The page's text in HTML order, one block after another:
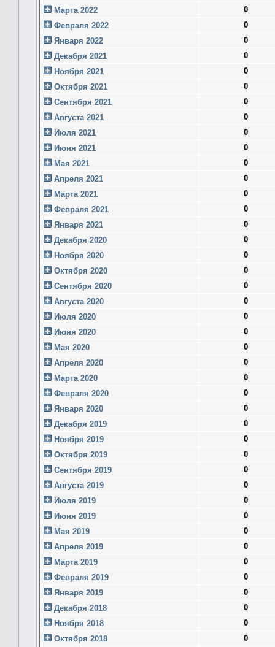
Марта 2022
0
Февраля 2022
0
Января 2022
0
Декабря 2021
0
Ноября 2021
0
Октября 2021
0
Сентября 2021
0
Августа 2021
0
Июля 2021
0
Июня 2021
0
Мая 2021
0
Апреля 2021
0
Марта 2021
0
Февраля 2021
0
Января 2021
0
Декабря 2020
0
Ноября 2020
0
Октября 2020
0
Сентября 2020
0
Августа 2020
0
Июля 2020
0
Июня 2020
0
Мая 2020
0
Апреля 2020
0
Марта 2020
0
Февраля 2020
0
Января 2020
0
Декабря 2019
0
Ноября 2019
0
Октября 2019
0
Сентября 2019
0
Августа 2019
0
Июля 2019
0
Июня 2019
0
Мая 2019
0
Апреля 2019
0
Марта 2019
0
Февраля 2019
0
Января 2019
0
Декабря 2018
0
Ноября 2018
0
Октября 2018
0